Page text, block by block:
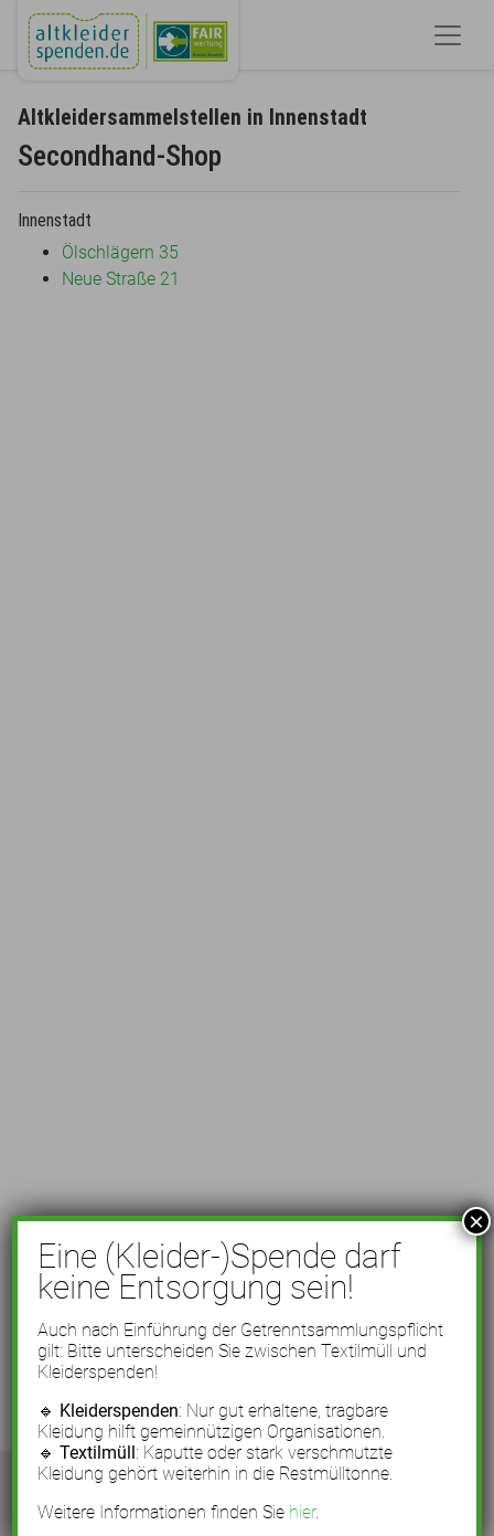
Altkleidersammelstellen in Innenstadt
Secondhand-Shop
Innenstadt
Ölschlägern 35
Neue Straße 21
Eine (Kleider-)Spende darf
keine Entsorgung sein!
Auch nach Einführung der Getrenntsammlungspflicht
gilt: Bitte unterscheiden Sie zwischen Textilmüll und
Kleiderspenden!
🔹 Kleiderspenden: Nur gut erhaltene, tragbare
Kleidung hilft gemeinnützigen Organisationen.
🔹Textilmüll: Kaputte oder stark verschmutzte
Kleidung gehört weiterhin in die Restmülltonne.
Weitere Informationen finden Sie hier.
×